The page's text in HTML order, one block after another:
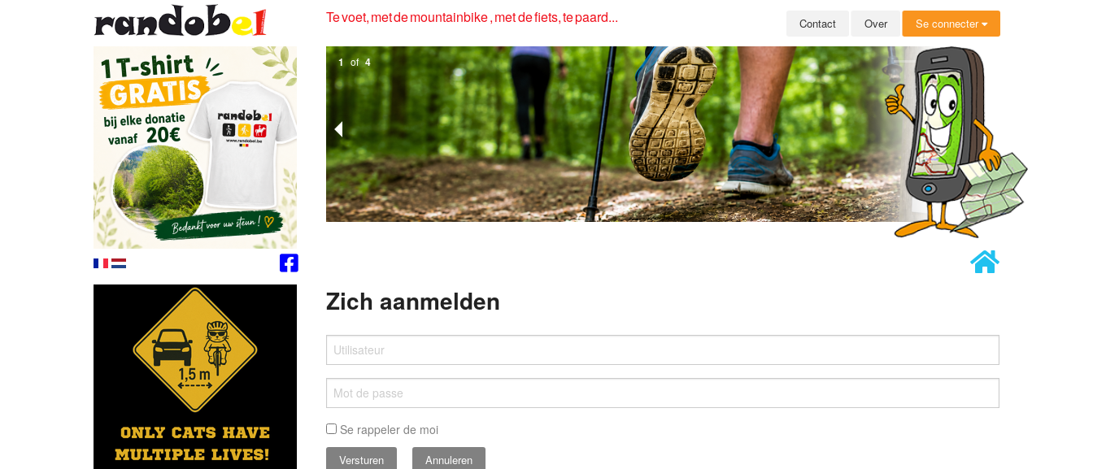
Te voet, met de mountainbike , met de fiets, te paard... Contact Over Se connecter
1 of 4
Zich aanmelden
Se rappeler de moi
Annuleren